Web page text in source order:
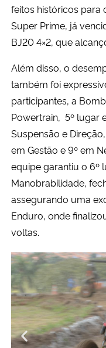
feitos históricos para
Super Prime, já
BJ20 4×2, que
Além disso, o
também foi
participantes, a
Powertrain, 5º lugar
Suspensão e
em Gestão e 9º em
equipe garantiu o 6º
Manobrabilidade,
assegurando uma
Enduro, onde
voltas.